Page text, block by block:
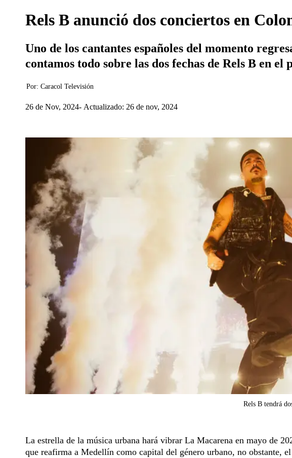
Rels B anunció dos conciertos en
Uno de los cantantes españoles del momento
contamos todo sobre las dos fechas de Rels B en el
Por: Caracol Televisión
26 de Nov, 2024 Actualizado: 26 de nov, 2024
Rels B tendrá
La estrella de la música urbana hará vibrar La Macarena en mayo de
que reafirma a Medellín como capital del género urbano, no obstante,